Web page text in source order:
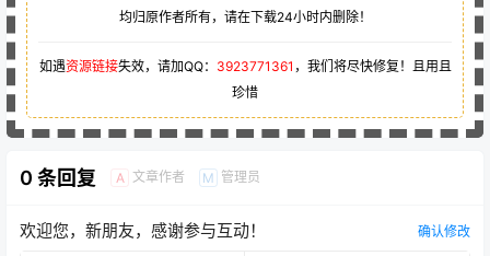
均归原作者所有，请在下载24小时内删除！
如遇资源链接失效，请加QQ： 3923771361 ，我们将尽快修复！且用且
珍惜
0 条回复 A 文章作者 M 管理员
欢迎您，新朋友，感谢参与互动！ 确认修改